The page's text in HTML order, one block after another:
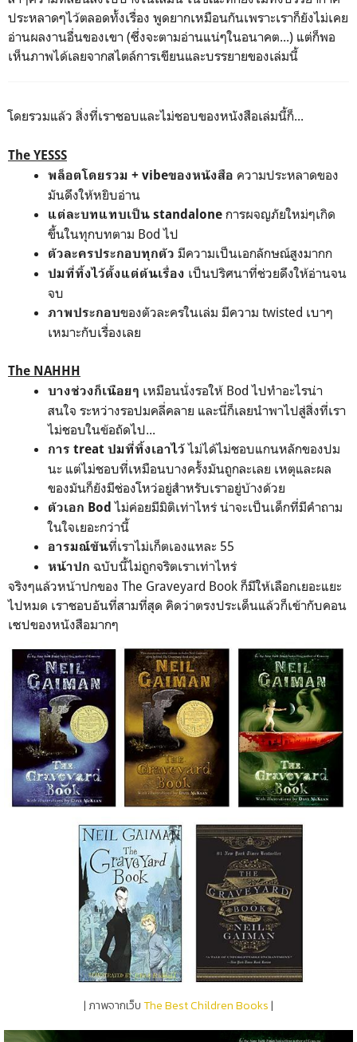
ประหลาดๆไว้ตลอดทั้งเรื่อง พูดยากเหมือนกันเพราะเราก็ยังไม่เคย
อ่านผลงานอื่นของเขา (ซึ่งจะตามอ่านแน่ๆในอนาคต...) แต่ก็พอ
เห็นภาพได้เลยจากสไตล์การเขียนและบรรยายของเล่มนี้
โดยรวมแล้ว สิ่งที่เราชอบและไม่ชอบของหนังสือเล่มนี้ก็...
The YESSS
พล็อตโดยรวม + vibeของหนังสือ ความประหลาดของ
มันดึงให้หยิบอ่าน
แต่ละบทแทบเป็น standalone การผจญภัยใหม่ๆเกิด
ขึ้นในทุกบทตาม Bod ไป
ตัวละครประกอบทุกตัว มีความเป็นเอกลักษณ์สูงมากก
ปมที่ทิ้งไว้ตั้งแต่ต้นเรื่อง เป็นปริศนาที่ช่วยดึงให้อ่านจน
จบ
ภาพประกอบของตัวละครในเล่ม มีความ twisted เบาๆ
เหมาะกับเรื่องเลย
The NAHHH
บางช่วงก็เนือยๆ เหมือนนั่งรอให้ Bod ไปทำอะไรน่า
สนใจ ระหว่างรอปมคลี่คลาย และนี่ก็เลยนำพาไปสู่สิ่งที่เรา
ไม่ชอบในข้อถัดไป...
การ treat ปมที่ทิ้งเอาไว้ไม่ได้ไม่ชอบแกนหลักของปม
นะ แต่ไม่ชอบที่เหมือนบางครั้งมันถูกละเลย เหตุและผล
ของมันก็ยังมีช่องโหว่อยู่สำหรับเราอยู่บ้างด้วย
ตัวเอก Bod ไม่ค่อยมีมิติเท่าไหร่ น่าจะเป็นเด็กที่มีคำถาม
ในใจเยอะกว่านี้
อารมณ์ขันที่เราไม่เก็ตเองแหละ 55
หน้าปก ฉบับนี้ไม่ถูกจริตเราเท่าไหร่
จริงๆแล้วหน้าปกของ The Graveyard Book ก็มีให้เลือกเยอะแยะ
ไปหมด เราชอบอันที่สามที่สุด คิดว่าตรงประเด็นแล้วก็เข้ากับคอน
เซปของหนังสือมากๆ
| ภาพจากเว็บThe Best Children Books|